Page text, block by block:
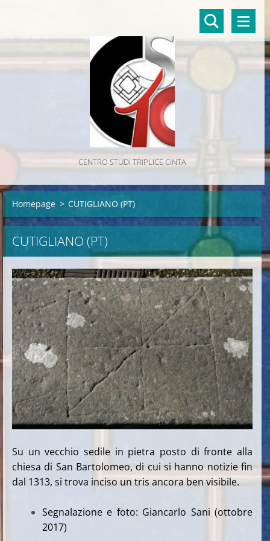
CENTRO STUDI TRIPLICE CINTA
Homepage > CUTIGLIANO (PT)
CUTIGLIANO (PT)
Su un vecchio sedile in pietra posto di fronte alla
chiesa di San Bartolomeo, di cui si hanno notizie fin
dal 1313, si trova inciso un tris ancora ben visibile.
Segnalazione e foto: Giancarlo Sani (ottobre
2017)